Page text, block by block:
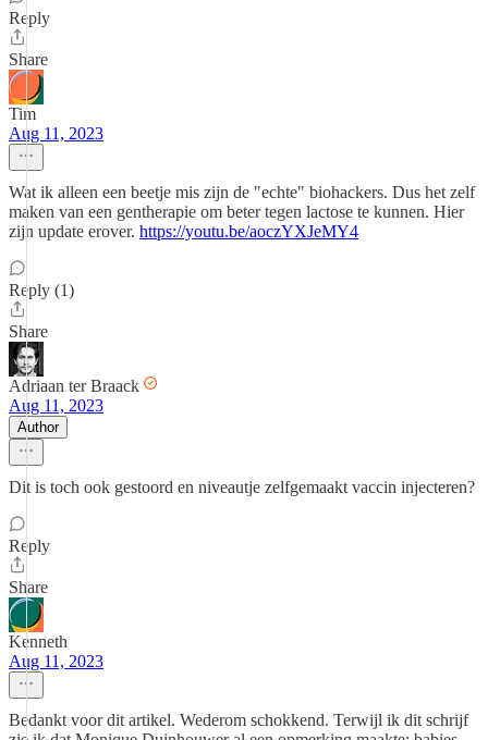
Reply
Share
Tim
Aug 11, 2023
Wat ik alleen een beetje mis zijn de "echte" biohackers. Dus het zelf
maken van een gentherapie om beter tegen lactose te kunnen. Hier
zijn update erover. https://youtu.be/aoczYXJeMY4
Reply (1)
Share
Adriaan ter Braack
Aug 11, 2023
Author
Dit is toch ook gestoord en niveautje zelfgemaakt vaccin injecteren?
Reply
Share
Kenneth
Aug 11, 2023
Bedankt voor dit artikel. Wederom schokkend. Terwijl ik dit schrijf